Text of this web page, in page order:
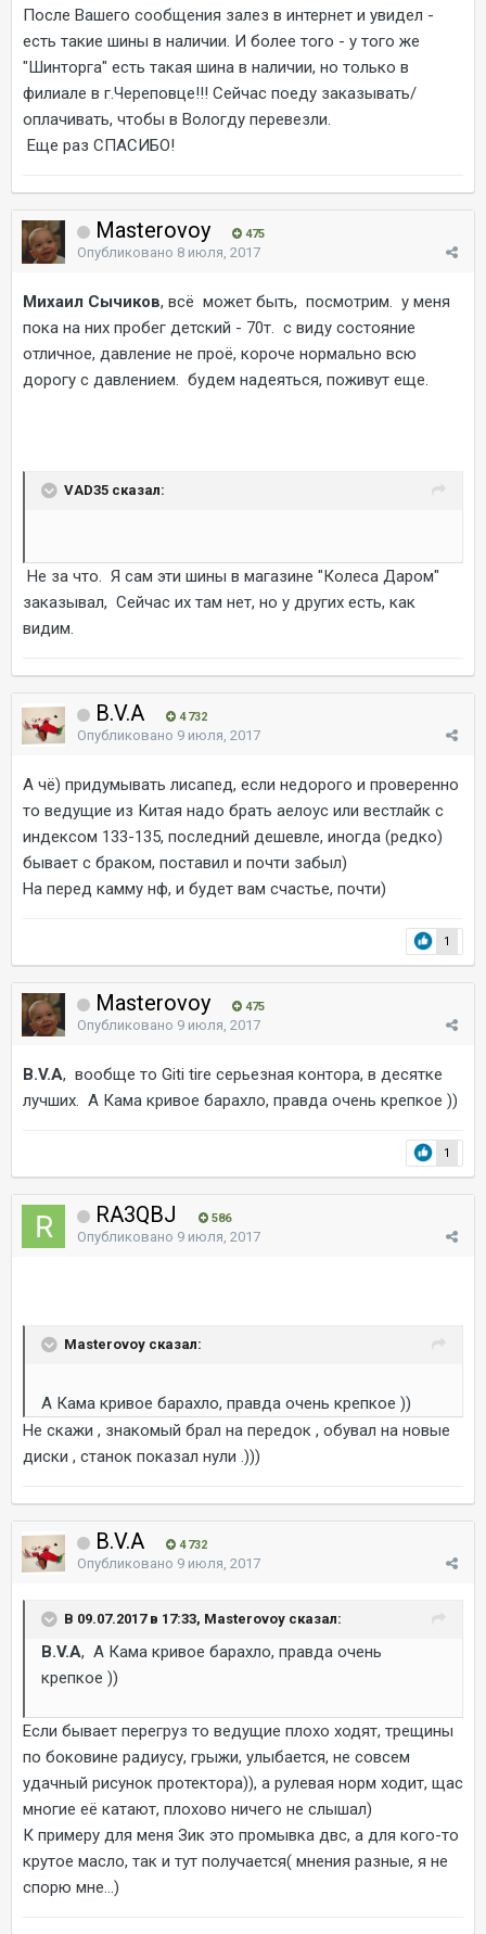
После Вашего сообщения залез в интернет и увидел -
есть такие шины в наличии. И более того - у того же
"Шинторга" есть такая шина в наличии, но только в
филиале в г.Череповце!!! Сейчас поеду заказывать/
оплачивать, чтобы в Вологду перевезли.
Еще раз СПАСИБО!
Masterovoy 475
Опубликовано 8 июля, 2017
Михаил Сычиков, всё может быть, посмотрим. у меня
пока на них пробег детский - 70т. с виду состояние
отличное, давление не проё, короче нормально всю
дорогу с давлением. будем надеяться, поживут еще.
VAD35 сказал:
Не за что. Я сам эти шины в магазине "Колеса Даром"
заказывал, Сейчас их там нет, но у других есть, как
видим.
B.V.A 4 732
Опубликовано 9 июля, 2017
А чё) придумывать лисапед, если недорого и проверенно
то ведущие из Китая надо брать аелоус или вестлайк с
индексом 133-135, последний дешевле, иногда (редко)
бывает с браком, поставил и почти забыл)
На перед камму нф, и будет вам счастье, почти)
1
Masterovoy 475
Опубликовано 9 июля, 2017
B.V.A, вообще то Giti tire серьезная контора, в десятке
лучших. А Кама кривое барахло, правда очень крепкое ))
1
RA3QBJ 586
Опубликовано 9 июля, 2017
Masterovoy сказал:
А Кама кривое барахло, правда очень крепкое ))
Не скажи , знакомый брал на передок , обувал на новые
диски , станок показал нули .)))
B.V.A 4 732
Опубликовано 9 июля, 2017
В 09.07.2017 в 17:33, Masterovoy сказал:
B.V.A, А Кама кривое барахло, правда очень
крепкое ))
Если бывает перегруз то ведущие плохо ходят, трещины
по боковине радиусу, грыжи, улыбается, не совсем
удачный рисунок протектора)), а рулевая норм ходит, щас
многие её катают, плохово ничего не слышал)
К примеру для меня Зик это промывка двс, а для кого-то
крутое масло, так и тут получается( мнения разные, я не
спорю мне...)